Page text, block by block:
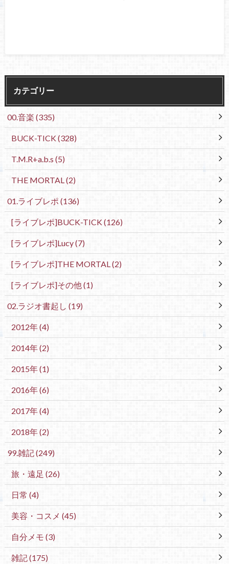
カテゴリー
00.音楽 (335)
BUCK-TICK(328)
T.M.R+a.b.s (5)
THE MORTAL (2)
01.ライブレポ (136)
[ライブレポ]BUCK-TICK(126)
[ライブレポ]Lucy(7)
[ライブレポ]THE MORTAL (2)
[ライブレポ]その他 (1)
02.ラジオ書起し (19)
2012年(4)
2014年(2)
2015年(1)
2016年(6)
2017年(4)
2018年(2)
99.雑記 (249)
旅・遠足 (26)
日常 (4)
美容・コスメ (45)
自分メモ (3)
雑記 (175)